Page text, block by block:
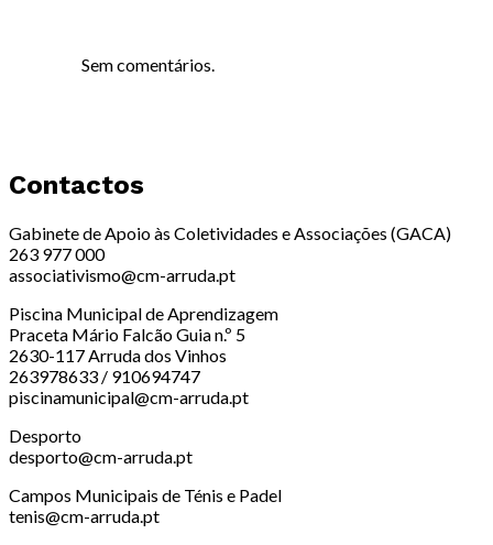
Sem comentários.
Contactos
Gabinete de Apoio às Coletividades e Associações (GACA)
263 977 000
associativismo@cm-arruda.pt
Piscina Municipal de Aprendizagem
Praceta Mário Falcão Guia n.º 5
2630-117 Arruda dos Vinhos
263978633 / 910694747
piscinamunicipal@cm-arruda.pt
Desporto
desporto@cm-arruda.pt
Campos Municipais de Ténis e Padel
tenis@cm-arruda.pt